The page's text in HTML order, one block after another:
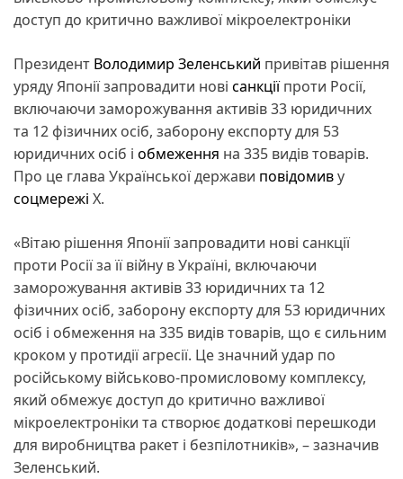
доступ до критично важливої мікроелектроніки
Президент Володимир Зеленський привітав рішення
уряду Японії запровадити нові санкціїпроти Росії,
включаючи заморожування активів 33 юридичних
та 12 фізичних осіб, заборону експорту для 53
юридичних осіб і обмеження на 335 видів товарів.
Про це глава Української держави повідомиву
соцмережі Х.
«Вітаю рішення Японії запровадити нові санкції
проти Росії за її війну в Україні, включаючи
заморожування активів 33 юридичних та 12
фізичних осіб, заборону експорту для 53 юридичних
осіб і обмеження на 335 видів товарів, що є сильним
кроком у протидії агресії. Це значний удар по
російському військово-промисловому комплексу,
який обмежує доступ до критично важливої
мікроелектроніки та створює додаткові перешкоди
для виробництва ракет і безпілотників», – зазначив
Зеленський.